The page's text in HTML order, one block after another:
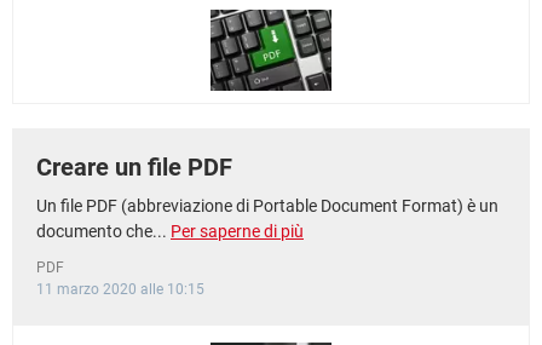
Creare un file PDF
Un file PDF (abbreviazione di Portable Document Format) è un
documento che... Per saperne di più
PDF
11 marzo 2020 alle 10:15